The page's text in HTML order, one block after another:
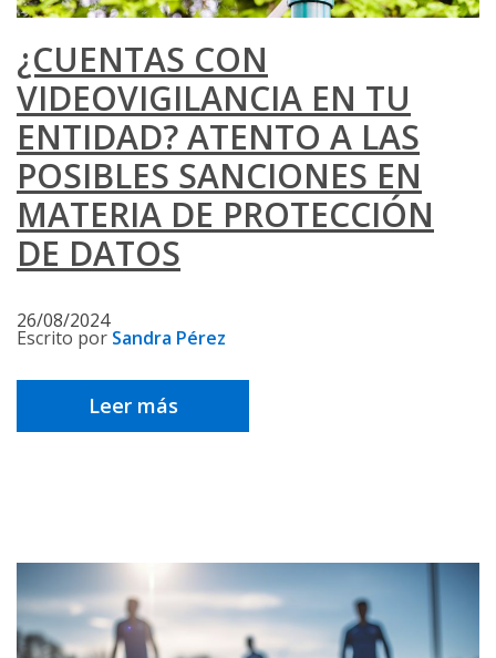
¿CUENTAS CON
VIDEOVIGILANCIA EN TU
ENTIDAD? ATENTO A LAS
POSIBLES SANCIONES EN
MATERIA DE PROTECCIÓN
DE DATOS
26/08/2024
Escrito por Sandra Pérez
Leer más